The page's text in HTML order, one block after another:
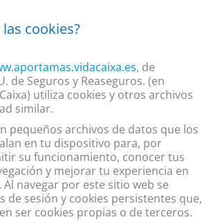
cookies?
, de
de Seguros y Reaseguros. (en
utiliza cookies y otros archivos
similar.
pequeños archivos de datos que los
en tu dispositivo para, por
su funcionamiento, conocer tus
y mejorar tu experiencia en
navegar por este sitio web se
de sesión y cookies persistentes que,
ser cookies propias o de terceros.